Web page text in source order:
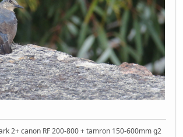
2+ canon RF 200-800 + tamron 150-600mm g2